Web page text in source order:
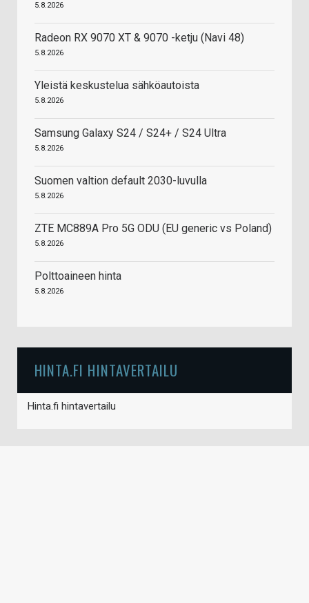
5.8.2026
Radeon RX 9070 XT & 9070 -ketju (Navi 48)
5.8.2026
Yleistä keskustelua sähköautoista
5.8.2026
Samsung Galaxy S24 / S24+ / S24 Ultra
5.8.2026
Suomen valtion default 2030-luvulla
5.8.2026
ZTE MC889A Pro 5G ODU (EU generic vs Poland)
5.8.2026
Polttoaineen hinta
5.8.2026
HINTA.FI HINTAVERTAILU
Hinta.fi hintavertailu